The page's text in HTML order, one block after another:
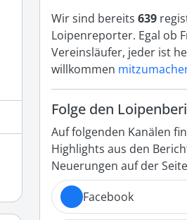
Wir sind bereits 639
Loipenreporter. Egal ob
Vereinsläufer, jeder ist
willkommen
Folge den
Auf folgenden Kanälen
Highlights aus den
Neuerungen auf der
Facebook